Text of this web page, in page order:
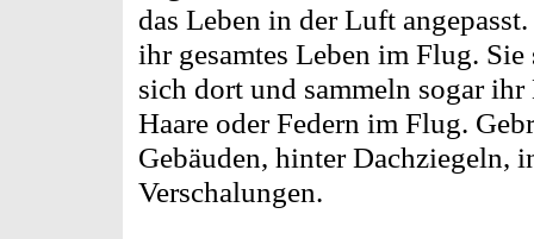
das Leben in der Luft
ihr gesamtes Leben im Flug.
sich dort und sammeln sogar
Haare oder Federn im Flug.
Gebäuden, hinter Dachziegeln,
Verschalungen.